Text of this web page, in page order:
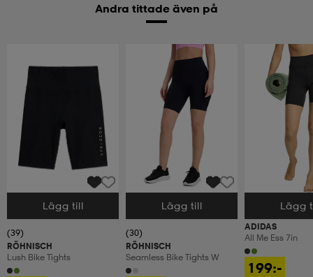
Andra tittade även på
Välj storlek
Lägg till
(39)
RÖHNISCH
Lush Bike Tights
Välj storlek
Lägg till
(30)
RÖHNISCH
Seamless Bike Tights W
Välj storlek
Lägg
ADIDAS
All Me Ess 7in
199:-